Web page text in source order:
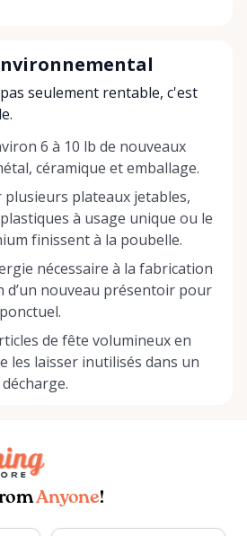
seulement rentable, c'est
6 à 10 lb de nouveaux
céramique et emballage.
plusieurs plateaux jetables,
à usage unique ou le
finissent à la poubelle.
nécessaire à la fabrication
d’un nouveau présentoir pour
de fête volumineux en
les laisser inutilisés dans un
Anyone!